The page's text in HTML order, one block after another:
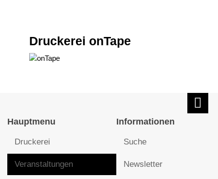
Druckerei onTape
Hauptmenu
Druckerei
Veranstaltungen
Informationen
Suche
Newsletter